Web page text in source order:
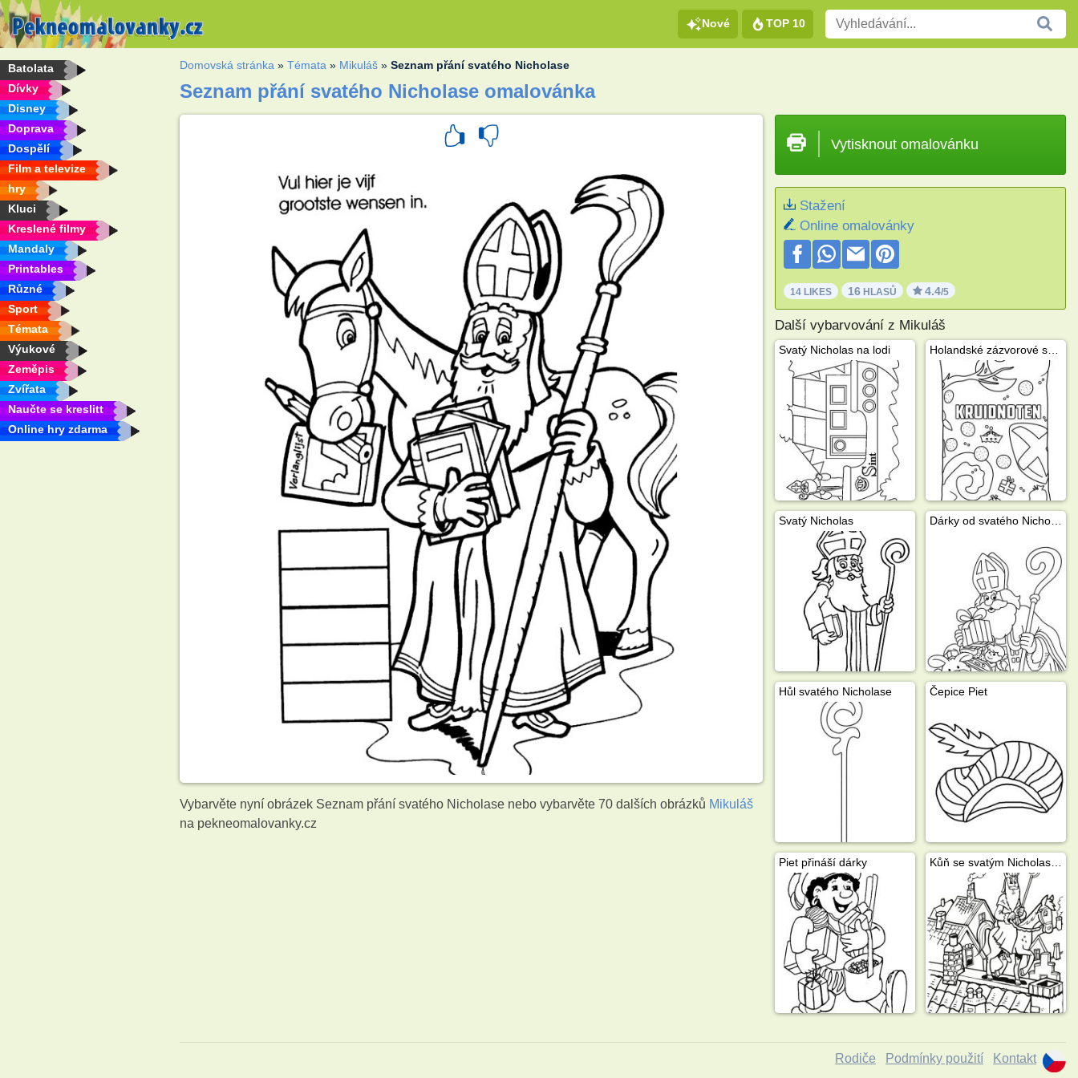
Nové TOP 10
Batolata
Dívky
Disney
Doprava
Dospělí
Film a televize
hry
Kluci
Kreslené filmy
Mandaly
Printables
Různé
Sport
Témata
Výukové
Zeměpis
Zvířata
Naučte se kreslitt
Online hry zdarma
Domovská stránka »Témata » Mikuláš »Seznam přání svatého Nicholase
Seznam přání svatého Nicholase omalovánka
Vybarvěte nyní obrázek Seznam přání svatého Nicholase nebo vybarvěte 70 dalších obrázků Mikuláš
na pekneomalovanky.cz
Vytisknout omalovánku
Stažení
Online omalovánky
14 LIKES 16HLASŮ 4.4/5
Další vybarvování z Mikuláš
Svatý Nicholas na lodi Holandské zázvorové sušenky
Svatý Nicholas Dárky od svatého Nicholase
Hůl svatého Nicholase Čepice Piet
Piet přináší dárky Kůň se svatým Nicholasem chodí na střeše
Rodiče Podmínky použití Kontakt